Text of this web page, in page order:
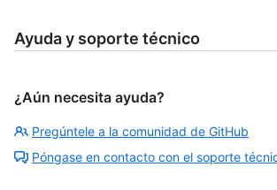
Ayuda y soporte técnico
¿Aún necesita ayuda?
Pregúntele a la comunidad de GitHub
Póngase en contacto con el soporte